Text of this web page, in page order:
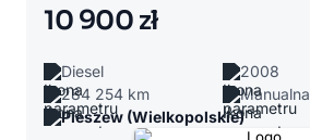
10 900 zł
Diesel
2008
284 254 km
Manualna
Pleszew (Wielkopolskie)